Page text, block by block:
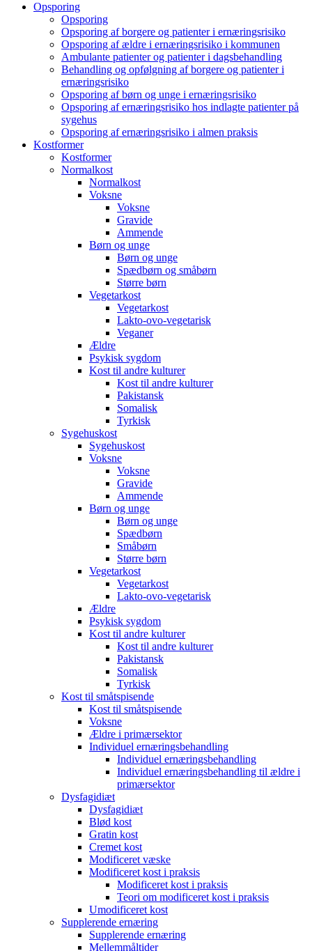
Opsporing
Opsporing
Opsporing af borgere og patienter i ernæringsrisiko
Opsporing af ældre i ernæringsrisiko i kommunen
Ambulante patienter og patienter i dagsbehandling
Behandling og opfølgning af borgere og patienter i
ernæringsrisiko
Opsporing af børn og unge i ernæringsrisiko
Opsporing af ernæringsrisiko hos indlagte patienter på
sygehus
Opsporing af ernæringsrisiko i almen praksis
Kostformer
Kostformer
Normalkost
Normalkost
Voksne
Voksne
Gravide
Ammende
Børn og unge
Børn og unge
Spædbørn og småbørn
Større børn
Vegetarkost
Vegetarkost
Lakto-ovo-vegetarisk
Veganer
Ældre
Psykisk sygdom
Kost til andre kulturer
Kost til andre kulturer
Pakistansk
Somalisk
Tyrkisk
Sygehuskost
Sygehuskost
Voksne
Voksne
Gravide
Ammende
Børn og unge
Børn og unge
Spædbørn
Småbørn
Større børn
Vegetarkost
Vegetarkost
Lakto-ovo-vegetarisk
Ældre
Psykisk sygdom
Kost til andre kulturer
Kost til andre kulturer
Pakistansk
Somalisk
Tyrkisk
Kost til småtspisende
Kost til småtspisende
Voksne
Ældre i primærsektor
Individuel ernæringsbehandling
Individuel ernæringsbehandling
Individuel ernæringsbehandling til ældre i
primærsektor
Dysfagidiæt
Dysfagidiæt
Blød kost
Gratin kost
Cremet kost
Modificeret væske
Modificeret kost i praksis
Modificeret kost i praksis
Teori om modificeret kost i praksis
Umodificeret kost
Supplerende ernæring
Supplerende ernæring
Mellemmåltider